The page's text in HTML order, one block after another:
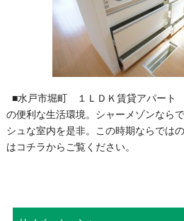
■水戸市堀町 １ＬＤＫ賃貸アパート
の便利な生活環境。シャーメゾンなら
シュな室内を是非。この時期ならでは
はコチラからご覧ください。